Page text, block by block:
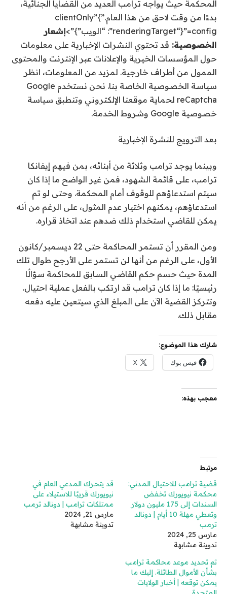
المحكمة حيث يواجه ترامب العديد من القضايا الجنائية،
بدءًا من وقت لاحق من هذا العام.”}”clientOnly
config=”{“renderingTarget”: “الويب”}”>
إشعار
الخصوصية: قد تحتوي النشرات الإخبارية على معلومات
حول المؤسسات الخيرية والإعلانات عبر الإنترنت والمحتوى
الممول من أطراف خارجية. لمزيد من المعلومات، انظر
سياسة الخصوصية الخاصة بنا. نحن نستخدم Google
reCaptcha لحماية موقعنا الإلكتروني وتنطبق سياسة
خصوصية Google وشروط الخدمة.
بعد الترويج للنشرة الإخبارية
وبينما يوجد ترامب وثلاثة من أبنائه، بمن فيهم إيفانكا
ترامب، على قائمة الشهود، فمن غير الواضح ما إذا كان
سيتم استدعاؤهم للوقوف أمام المحكمة. وحتى لو تم
استدعاؤهم، يمكنهم اختيار عدم المثول، على الرغم من أنه
يمكن للقاضي استخدام ذلك ضدهم عند اتخاذ قراره.
ومن المقرر أن تستمر المحاكمة حتى 22 ديسمبر/كانون
الأول، على الرغم من أنها لن تستمر على الأرجح طوال تلك
المدة حيث حسم حكم القاضي السابق للمحاكمة سؤالًا
رئيسيًا: ما إذا كان ترامب قد ارتكب بالفعل عملية احتيال.
وتتركز القضية الآن على المبلغ الذي سيتعين عليه دفعه
مقابل ذلك.
شارك هذا الموضوع:
فيس بوك X
معجب بهذه:
مرتبط
قضية ترامب للاحتيال المدني:
محكمة نيويورك تخفض
السندات إلى 175 مليون دولار
وتعطي مهلة 10 أيام | دونالد
ترمب
مارس 25, 2024
تدوينة مشابهة
قد يتحرك المدعي العام في
نيويورك قريبًا للاستيلاء على
ممتلكات ترامب | دونالد ترمب
مارس 21, 2024
تدوينة مشابهة
تم تحديد موعد محاكمة ترامب
بشأن الأموال الطائلة. إليك ما
يمكن توقعه | أخبار الولايات